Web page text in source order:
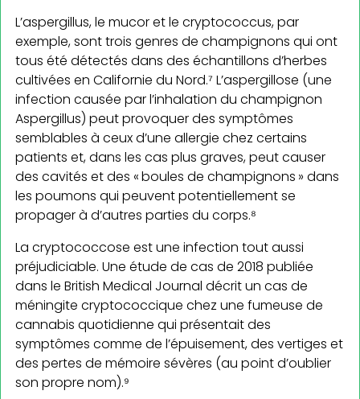
L’aspergillus, le mucor et le cryptococcus, par
exemple, sont trois genres de champignons qui ont
tous été détectés dans des échantillons d’herbes
cultivées en Californie du Nord.⁷ L’aspergillose (une
infection causée par l’inhalation du champignon
Aspergillus) peut provoquer des symptômes
semblables à ceux d’une allergie chez certains
patients et, dans les cas plus graves, peut causer
des cavités et des « boules de champignons » dans
les poumons qui peuvent potentiellement se
propager à d’autres parties du corps.⁸
La cryptococcose est une infection tout aussi
préjudiciable. Une étude de cas de 2018 publiée
dans le British Medical Journal décrit un cas de
méningite cryptococcique chez une fumeuse de
cannabis quotidienne qui présentait des
symptômes comme de l’épuisement, des vertiges et
des pertes de mémoire sévères (au point d’oublier
son propre nom).⁹